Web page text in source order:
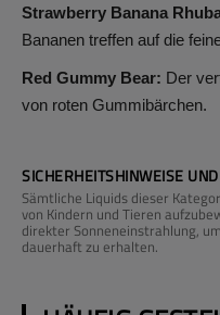
Strawberry Banana
Bananen treffen auf die
Red Gummy Bear: Der
von roten Gummibärchen.
SICHERHEITSHINWEISE
Sämtliche Liquids dieser
von Kindern und Tieren
direkter Sonneneinstrahlung,
dauerhaft zu erhalten.